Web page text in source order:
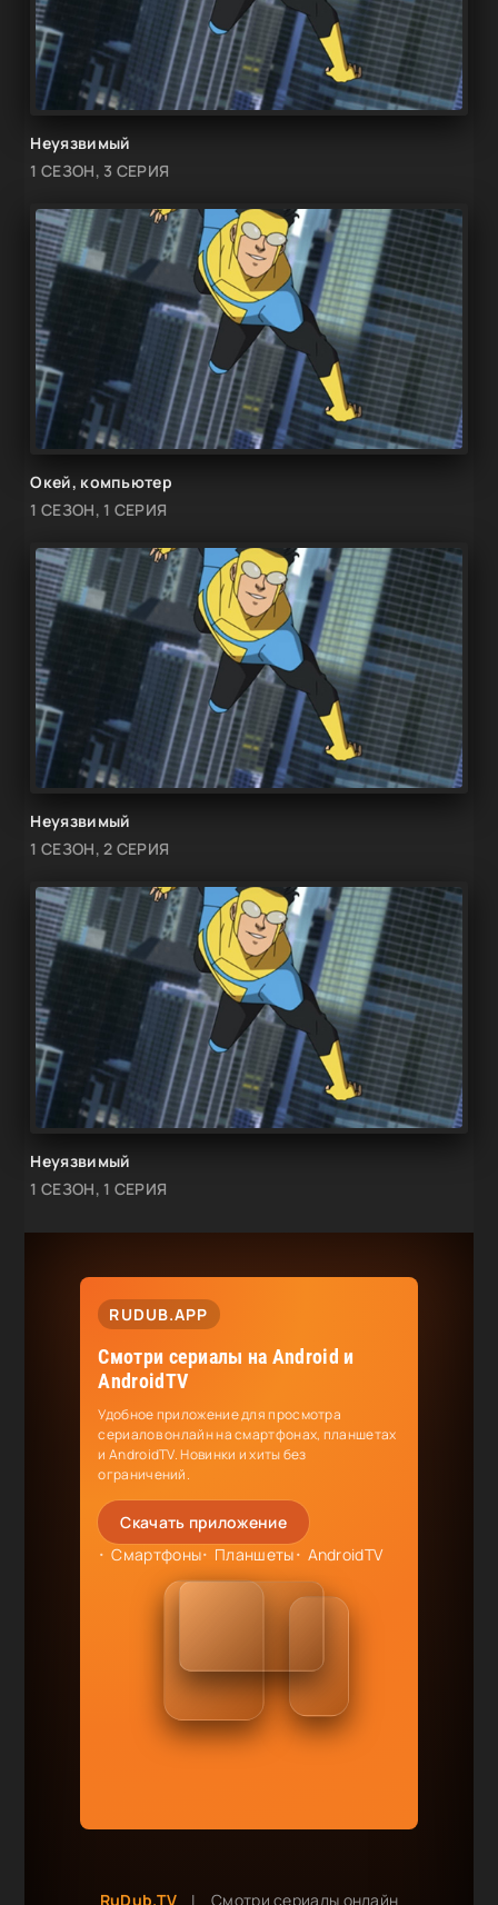
Неуязвимый
1 СЕЗОН, 3 СЕРИЯ
Окей, компьютер
1 СЕЗОН, 1 СЕРИЯ
Неуязвимый
1 СЕЗОН, 2 СЕРИЯ
Неуязвимый
1 СЕЗОН, 1 СЕРИЯ
RUDUB.APP
Смотри сериалы на Android и
AndroidTV
Удобное приложение для просмотра
сериалов онлайн на смартфонах, планшетах
и AndroidTV. Новинки и хиты без
ограничений.
Скачать приложение
Смартфоны
Планшеты AndroidTV
RuDub.TV | Смотри сериалы онлайн